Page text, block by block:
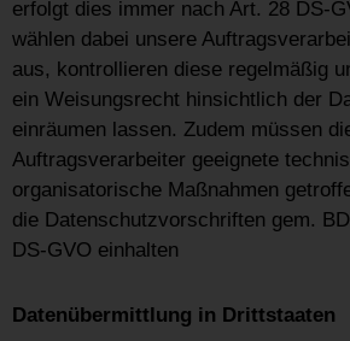
erfolgt dies immer nach Art. 28 DS-
wählen dabei unsere
aus, kontrollieren diese regelmäßig
ein Weisungsrecht hinsichtlich der
einräumen lassen. Zudem müssen
Auftragsverarbeiter geeignete
organisatorische Maßnahmen
die Datenschutzvorschriften gem.
DS-GVO einhalten
Datenübermittlung in Drittstaaten